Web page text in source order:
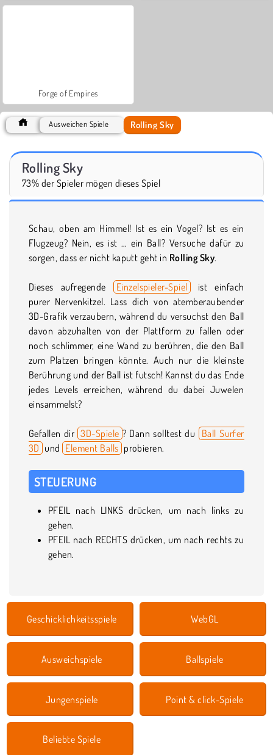
Forge of Empires
Ausweichen Spiele Rolling Sky
Rolling Sky
73% der Spieler mögen dieses Spiel
Schau, oben am Himmel! Ist es ein Vogel? Ist es ein
Flugzeug? Nein, es ist … ein Ball? Versuche dafür zu
sorgen, dass er nicht kaputt geht in Rolling Sky.
Dieses aufregende Einzelspieler-Spiel ist einfach
purer Nervenkitzel. Lass dich von atemberaubender
3D-Grafik verzaubern, während du versuchst den Ball
davon abzuhalten von der Plattform zu fallen oder
noch schlimmer, eine Wand zu berühren, die den Ball
zum Platzen bringen könnte. Auch nur die kleinste
Berührung und der Ball ist futsch! Kannst du das Ende
jedes Levels erreichen, während du dabei Juwelen
einsammelst?
Gefallen dir 3D-Spiele ? Dann solltest du
Ball Surfer
3D und Element Balls probieren.
STEUERUNG
PFEIL nach LINKS drücken, um nach links zu
gehen.
PFEIL nach RECHTS drücken, um nach rechts zu
gehen.
Geschicklichkeitsspiele WebGL
Ausweichspiele Ballspiele
Jungenspiele Point & click-Spiele
Beliebte Spiele